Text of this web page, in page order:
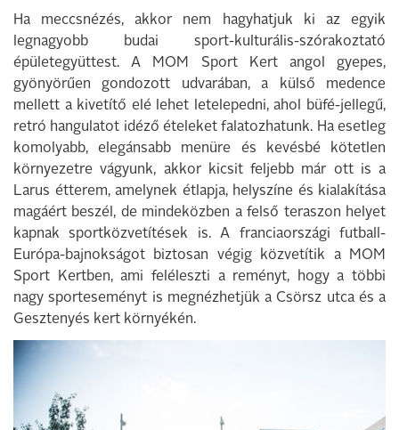
Ha meccsnézés, akkor nem hagyhatjuk ki az egyik
legnagyobb budai sport-kulturális-szórakoztató
épületegyüttest. A MOM Sport Kert angol gyepes,
gyönyörűen gondozott udvarában, a külső medence
mellett a kivetítő elé lehet letelepedni, ahol büfé-jellegű,
retró hangulatot idéző ételeket falatozhatunk. Ha esetleg
komolyabb, elegánsabb menüre és kevésbé kötetlen
környezetre vágyunk, akkor kicsit feljebb már ott is a
Larus étterem, amelynek étlapja, helyszíne és kialakítása
magáért beszél, de mindeközben a felső teraszon helyet
kapnak sportközvetítések is. A franciaországi futball-
Európa-bajnokságot biztosan végig közvetítik a MOM
Sport Kertben, ami feléleszti a reményt, hogy a többi
nagy sporteseményt is megnézhetjük a Csörsz utca és a
Gesztenyés kert környékén.